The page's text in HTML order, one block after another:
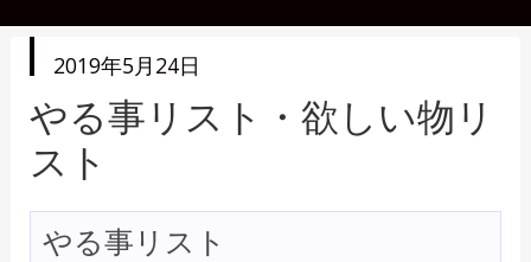
投
日
2019年5月24日
やる事リスト・欲しい物リ
スト
やる事リスト